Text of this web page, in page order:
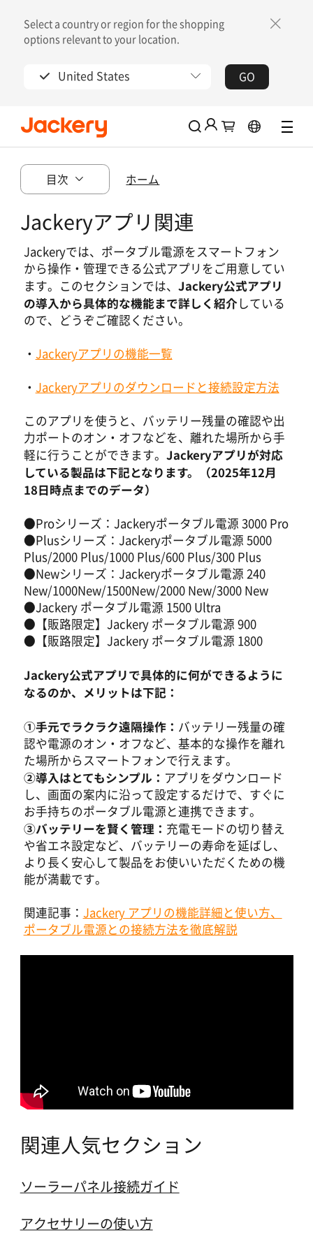
Select a country or region for the shopping
options relevant to your location.
United States GO
Jackery会員に参加して特典をゲットしましょ
会員限定割引で購入可能
ログイン
アカウントを作成する
目次 ホーム
Jackeryアプリ関連
Jackeryでは、ポータブル電源をスマートフォン
から操作・管理できる公式アプリをご用意してい
ます。このセクションでは、 Jackery公式アプリ
の導入から具体的な機能まで詳しく紹介 している
ので、どうぞご確認ください。
・ Jackeryアプリの機能一覧
・ Jackeryアプリのダウンロードと接続設定方法
このアプリを使うと、バッテリー残量の確認や出
力ポートのオン・オフなどを、離れた場所から手
軽に行うことができます。 Jackeryアプリが対応
している製品は下記となります。（2025年12月
18日時点までのデータ）
●Proシリーズ：Jackeryポータブル電源 3000 Pro
●Plusシリーズ：Jackeryポータブル電源 5000
Plus/2000 Plus/1000 Plus/600 Plus/300 Plus
●Newシリーズ：Jackeryポータブル電源 240
New/1000New/1500New/2000 New/3000 New
●Jackery ポータブル電源 1500 Ultra
●【販路限定】Jackery ポータブル電源 900
●【販路限定】Jackery ポータブル電源 1800
Jackery公式アプリで具体的に何ができるように
なるのか、メリットは下記：
①手元でラクラク遠隔操作： バッテリー残量の確
認や電源のオン・オフなど、基本的な操作を離れ
た場所からスマートフォンで行えます。
②導入はとてもシンプル： アプリをダウンロード
し、画面の案内に沿って設定するだけで、すぐに
お手持ちのポータブル電源と連携できます。
③バッテリーを賢く管理： 充電モードの切り替え
や省エネ設定など、バッテリーの寿命を延ばし、
より長く安心して製品をお使いいただくための機
能が満載です。
関連記事： Jackery アプリの機能詳細と使い方、
ポータブル電源との接続方法を徹底解説
関連人気セクション
ソーラーパネル接続ガイド
アクセサリーの使い方